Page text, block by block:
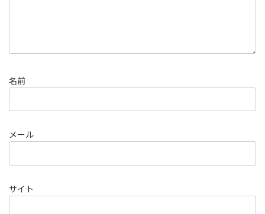
名前
メール
サイト